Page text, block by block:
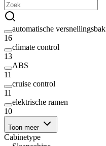
automatische versnellingsbak
16
climate control
13
ABS
11
cruise control
11
elektrische ramen
10
Toon meer
Cabinetype